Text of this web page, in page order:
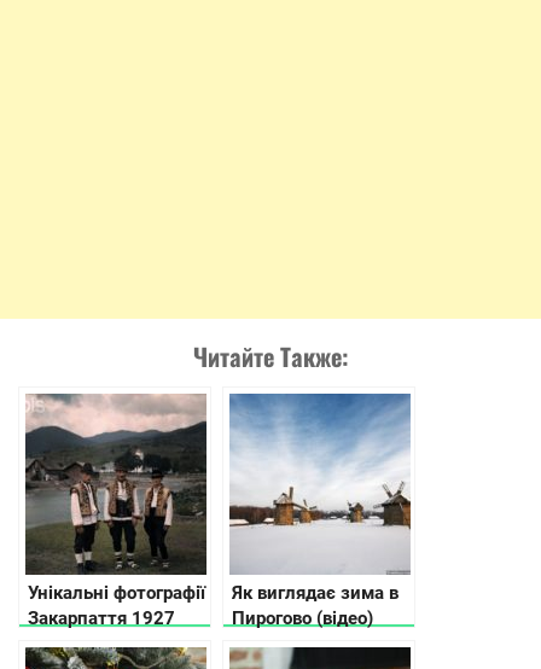
Читайте Также:
Унікальні фотографії
Закарпаття 1927
року
Як виглядає зима в
Пирогово (відео)